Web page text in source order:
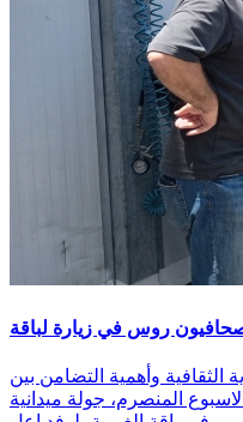
وأهمية التضامن بين
المنصرم، جولة ميدانية